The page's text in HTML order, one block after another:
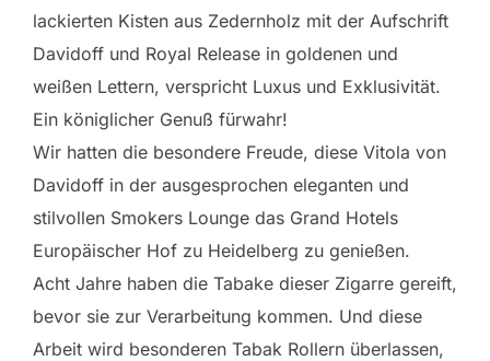
lackierten Kisten aus Zedernholz mit der Aufschrift
Davidoff und Royal Release in goldenen und
weißen Lettern, verspricht Luxus und Exklusivität.
Ein königlicher Genuß fürwahr!
Wir hatten die besondere Freude, diese Vitola von
Davidoff in der ausgesprochen eleganten und
stilvollen Smokers Lounge das Grand Hotels
Europäischer Hof zu Heidelberg zu genießen.
Acht Jahre haben die Tabake dieser Zigarre gereift,
bevor sie zur Verarbeitung kommen. Und diese
Arbeit wird besonderen Tabak Rollern überlassen,